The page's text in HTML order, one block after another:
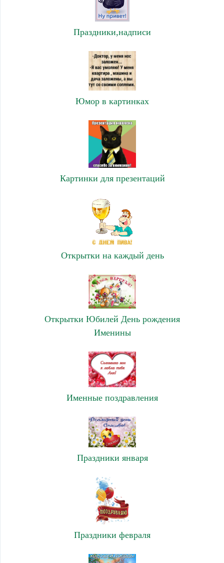
Праздники,надписи
Юмор в картинках
Картинки для презентаций
Открытки на каждый день
Открытки Юбилей День рождения
Именины
Именные поздравления
Праздники января
Праздники февраля